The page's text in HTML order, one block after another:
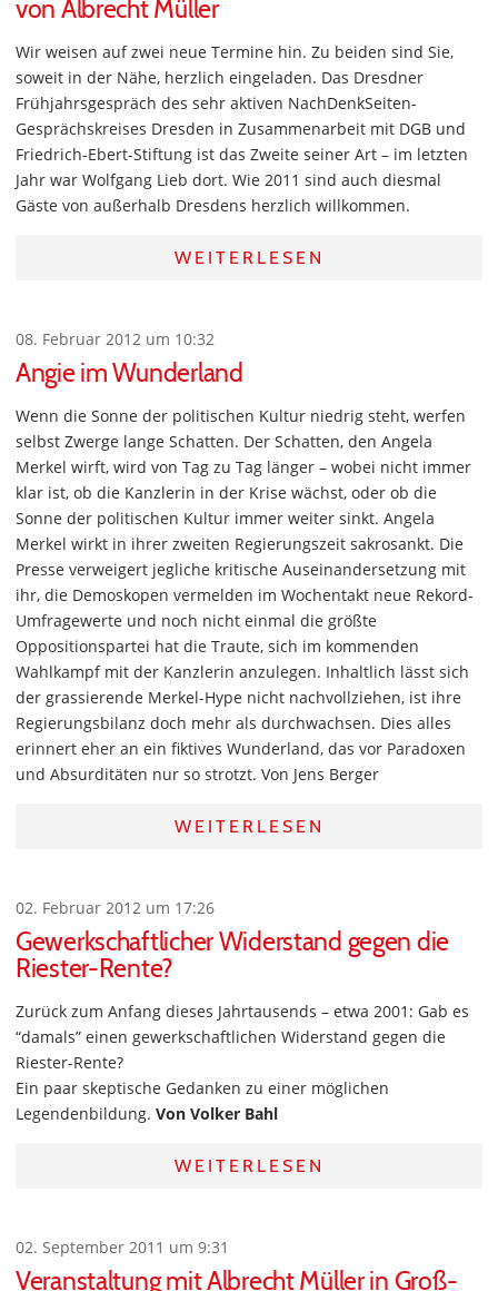
von Albrecht Müller
Wir weisen auf zwei neue Termine hin. Zu beiden sind Sie,
soweit in der Nähe, herzlich eingeladen. Das Dresdner
Frühjahrsgespräch des sehr aktiven NachDenkSeiten-
Gesprächskreises Dresden in Zusammenarbeit mit DGB und
Friedrich-Ebert-Stiftung ist das Zweite seiner Art – im letzten
Jahr war Wolfgang Lieb dort. Wie 2011 sind auch diesmal
Gäste von außerhalb Dresdens herzlich willkommen.
WEITERLESEN
08. Februar 2012 um 10:32
Angie im Wunderland
Wenn die Sonne der politischen Kultur niedrig steht, werfen
selbst Zwerge lange Schatten. Der Schatten, den Angela
Merkel wirft, wird von Tag zu Tag länger – wobei nicht immer
klar ist, ob die Kanzlerin in der Krise wächst, oder ob die
Sonne der politischen Kultur immer weiter sinkt. Angela
Merkel wirkt in ihrer zweiten Regierungszeit sakrosankt. Die
Presse verweigert jegliche kritische Auseinandersetzung mit
ihr, die Demoskopen vermelden im Wochentakt neue Rekord-
Umfragewerte und noch nicht einmal die größte
Oppositionspartei hat die Traute, sich im kommenden
Wahlkampf mit der Kanzlerin anzulegen. Inhaltlich lässt sich
der grassierende Merkel-Hype nicht nachvollziehen, ist ihre
Regierungsbilanz doch mehr als durchwachsen. Dies alles
erinnert eher an ein fiktives Wunderland, das vor Paradoxen
und Absurditäten nur so strotzt. Von Jens Berger
WEITERLESEN
02. Februar 2012 um 17:26
Gewerkschaftlicher Widerstand gegen die
Riester-Rente?
Zurück zum Anfang dieses Jahrtausends – etwa 2001: Gab es
“damals” einen gewerkschaftlichen Widerstand gegen die
Riester-Rente?
Ein paar skeptische Gedanken zu einer möglichen
Legendenbildung. Von Volker Bahl
WEITERLESEN
02. September 2011 um 9:31
Veranstaltung mit Albrecht Müller in Groß-